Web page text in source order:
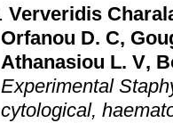
Ververidis
Orfanou D. C,
Athanasiou L. V,
Experimental
cytological,